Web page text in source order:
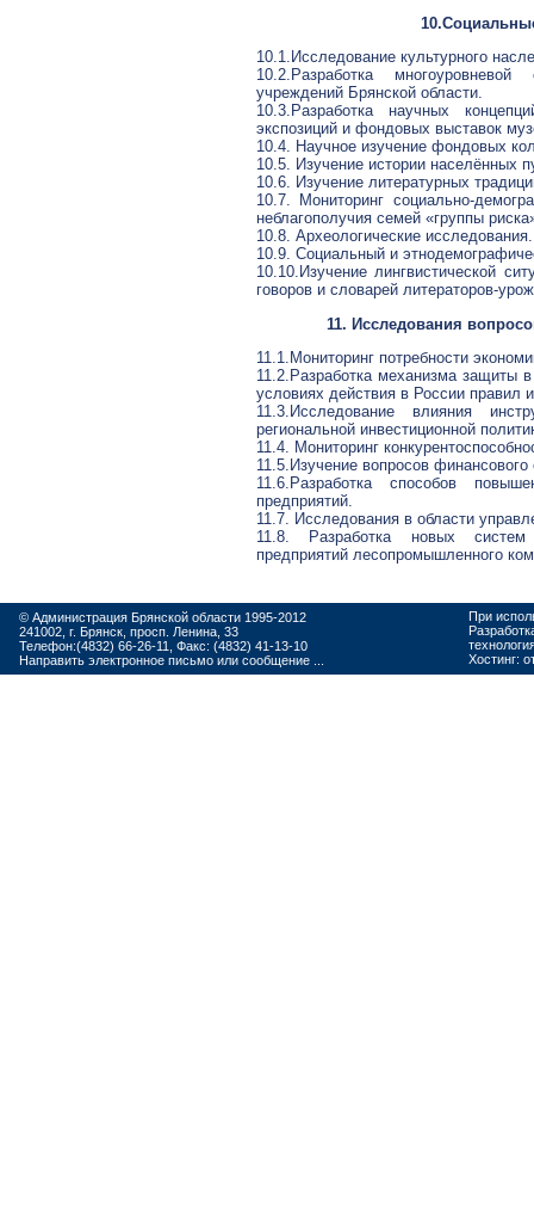
10.1.Исследование культурного
10.2.Разработка
учреждений Брянской области.
10.3.Разработка научных
экспозиций и фондовых выставок
10.4. Научное изучение фондовых
10.5. Изучение истории населённых
10.6. Изучение литературных
10.7. Мониторинг социально-
неблагополучия семей «группы
10.8. Археологические исследования.
10.9. Социальный и
10.10.Изучение лингвистической
говоров и словарей литераторов-
11. Исследования
11.1.Мониторинг потребности
11.2.Разработка механизма защиты
условиях действия в России правил
11.3.Исследование влияния
региональной инвестиционной
11.4. Мониторинг
11.5.Изучение вопросов
11.6.Разработка способов
предприятий.
11.7. Исследования в области
11.8. Разработка новых систем
предприятий лесопромышленного
© Администрация Брянской области 1995-2012
241002, г. Брянск, просп. Ленина, 33
Телефон:(4832) 66-26-11, Факс: (4832) 41-13-10
Направить электронное письмо или сообщение ...
При
Хостинг: